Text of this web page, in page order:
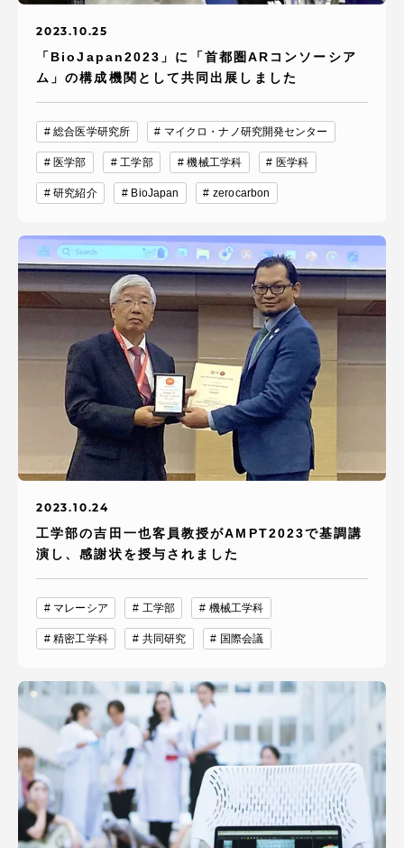
2023.10.25
「BioJapan2023」に「首都圏ARコンソーシア
ム」の構成機関として共同出展しました
総合医学研究所 マイクロ・ナノ研究開発センター
医学部 工学部 機械工学科 医学科
研究紹介 BioJapan zerocarbon
2023.10.24
工学部の吉田一也客員教授がAMPT2023で基調講
演し、感謝状を授与されました
マレーシア 工学部 機械工学科
精密工学科 共同研究 国際会議